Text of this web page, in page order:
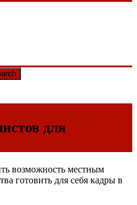
для
возможность местным
готовить для себя кадры в